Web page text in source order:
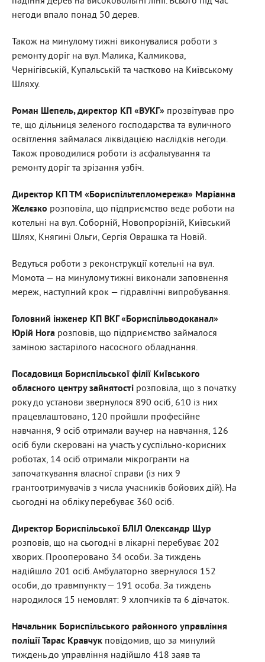
негоди впало понад 50 дерев.
Також на минулому тижні виконувалися роботи з
ремонту доріг на вул. Малика, Калмикова,
Чернігівській, Купальській та частково на Київському
Шляху.
Роман Шепель, директор КП «ВУКГ» прозвітував про
те, що дільниця зеленого господарства та вуличного
освітлення займалася ліквідацією наслідків негоди.
Також проводилися роботи із асфальтування та
ремонту доріг та зрізання узбіч.
Директор КП ТМ «Бориспільтепломережа» Маріанна
Желєзко розповіла, що підприємство веде роботи на
котельні на вул. Соборній, Новопрорізній, Київський
Шлях, Княгині Ольги, Сергія Оврашка та Новій.
Ведуться роботи з реконструкції котельні на вул.
Момота — на минулому тижні виконали заповнення
мереж, наступний крок — гідравлічні випробування.
Головний інженер КП ВКГ «Бориспільводоканал»
Юрій Нога розповів, що підприємство займалося
заміною застарілого насосного обладнання.
Посадовиця Бориспільської філії Київського
обласного центру зайнятості розповіла, що з початку
року до установи звернулося 890 осіб, 610 із них
працевлаштовано, 120 пройшли професійне
навчання, 9 осіб отримали ваучер на навчання, 126
осіб були скеровані на участь у суспільно-корисних
роботах, 14 осіб отримали мікрогранти на
започаткування власної справи (із них 9
грантоотримувачів з числа учасників бойових дій). На
сьогодні на обліку перебуває 360 осіб.
Директор Бориспільської БЛІЛ Олександр Щур
розповів, що на сьогодні в лікарні перебуває 202
хворих. Прооперовано 34 особи. За тиждень
надійшло 201 осіб. Амбулаторно звернулося 152
особи, до травмпункту — 191 особа. За тиждень
народилося 15 немовлят: 9 хлопчиків та 6 дівчаток.
Начальник Бориспільського районного управління
поліції Тарас Кравчук повідомив, що за минулий
тиждень до управління надійшло 418 заяв та